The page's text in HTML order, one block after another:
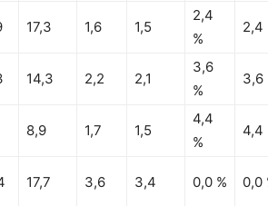
17,3 1,6 1,5
2,4
%
2,4
14,3 2,2 2,1
3,6
%
3,6
8,9 1,7 1,5
4,4
%
4,4
17,7 3,6 3,4 0,0 % 0,0